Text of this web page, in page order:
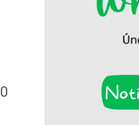
0